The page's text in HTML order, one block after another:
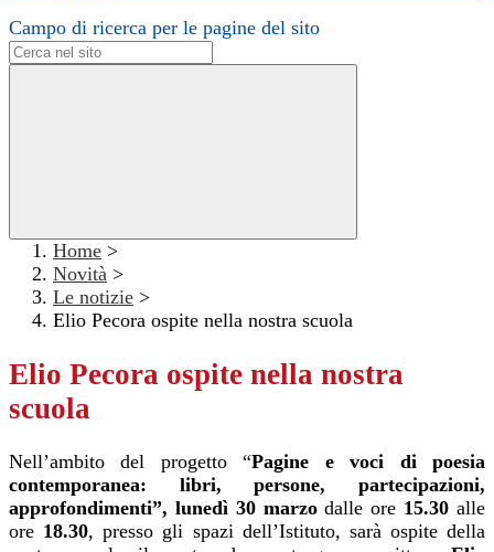
Campo di ricerca per le pagine del sito
Home >
Novità >
Le notizie >
Elio Pecora ospite nella nostra scuola
Elio Pecora ospite nella nostra
scuola
Nell’ambito del progetto“Pagine e voci di poesia
contemporanea: libri, persone, partecipazioni,
approfondimenti”, lunedì 30 marzodalle ore 15.30 alle
ore 18.30, presso gli spazi dell’Istituto, sarà ospite della